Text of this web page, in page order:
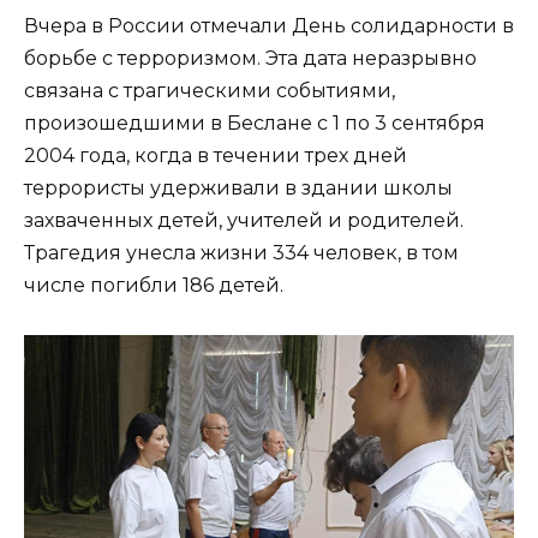
Вчера в России отмечали День солидарности в
борьбе с терроризмом. Эта дата неразрывно
связана с трагическими событиями,
произошедшими в Беслане с 1 по 3 сентября
2004 года, когда в течении трех дней
террористы удерживали в здании школы
захваченных детей, учителей и родителей.
Трагедия унесла жизни 334 человек, в том
числе погибли 186 детей.